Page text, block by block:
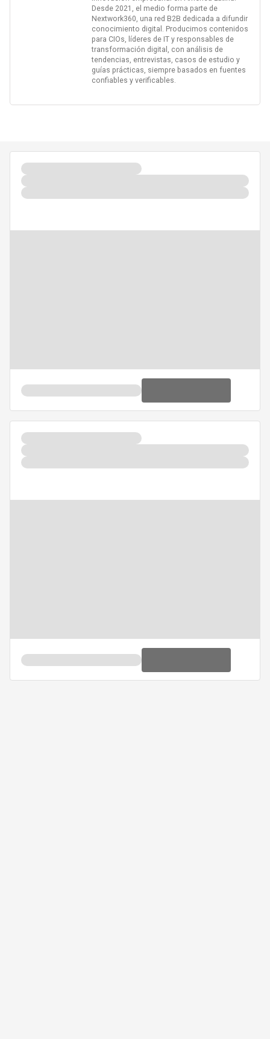
Desde 2021, el medio forma parte de
Nextwork360, una red B2B dedicada a difundir
conocimiento digital. Producimos contenidos
para CIOs, líderes de IT y responsables de
transformación digital, con análisis de
tendencias, entrevistas, casos de estudio y
guías prácticas, siempre basados en fuentes
confiables y verificables.